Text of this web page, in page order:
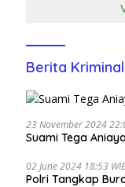
Berita Kriminal
23 November 2024
Suami Tega
02 June 2024 18:53
Polri Tangkap